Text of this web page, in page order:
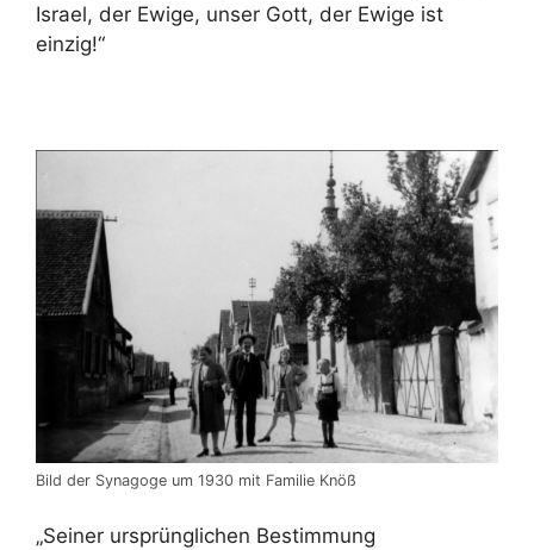
Israel, der Ewige, unser Gott, der Ewige ist
einzig!“
Bild der Synagoge um 1930 mit Familie Knöß
„Seiner ursprünglichen Bestimmung